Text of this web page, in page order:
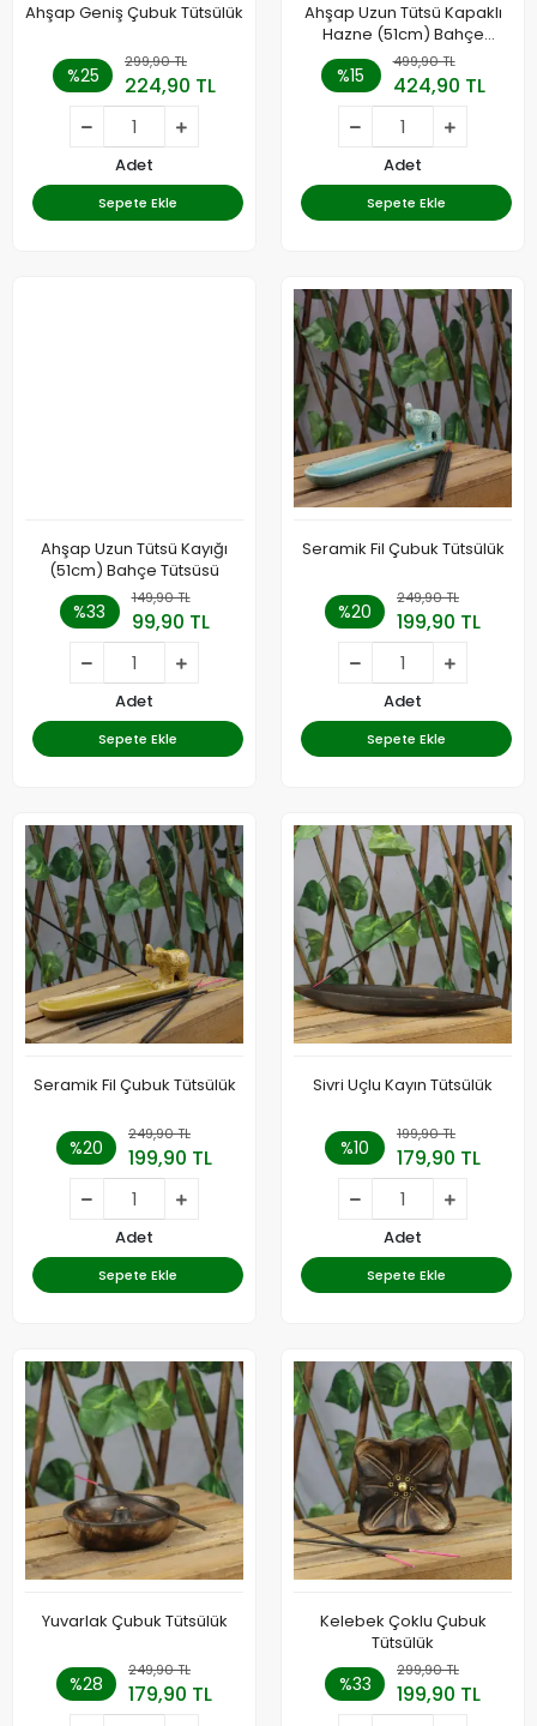
Ahşap Geniş Çubuk Tütsülük
%25
299,90 TL
224,90 TL
Adet
Sepete Ekle
Ahşap Uzun Tütsü Kapaklı
Hazne (51cm) Bahçe
Tütsüsü
%15
499,90 TL
424,90 TL
Adet
Sepete Ekle
Ahşap Uzun Tütsü Kayığı
(51cm) Bahçe Tütsüsü
%33
149,90 TL
99,90 TL
Adet
Sepete Ekle
Seramik Fil Çubuk Tütsülük
%20
249,90 TL
199,90 TL
Adet
Sepete Ekle
Seramik Fil Çubuk Tütsülük
%20
249,90 TL
199,90 TL
Adet
Sepete Ekle
Sivri Uçlu Kayın Tütsülük
%10
199,90 TL
179,90 TL
Adet
Sepete Ekle
Yuvarlak Çubuk Tütsülük
%28
249,90 TL
179,90 TL
Kelebek Çoklu Çubuk
Tütsülük
%33
299,90 TL
199,90 TL